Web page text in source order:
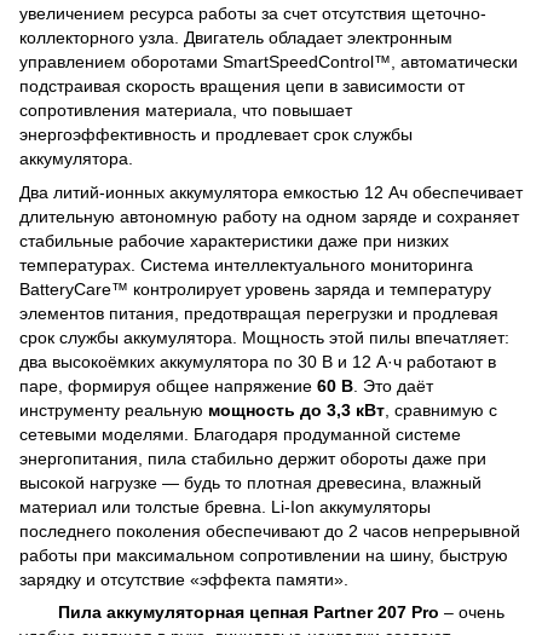
увеличением ресурса работы за счет отсутствия щеточно-
коллекторного узла. Двигатель обладает электронным
управлением оборотами SmartSpeedControl™, автоматически
подстраивая скорость вращения цепи в зависимости от
сопротивления материала, что повышает
энергоэффективность и продлевает срок службы
аккумулятора.
Два литий-ионных аккумулятора емкостью 12 Ач обеспечивает
длительную автономную работу на одном заряде и сохраняет
стабильные рабочие характеристики даже при низких
температурах. Система интеллектуального мониторинга
BatteryCare™ контролирует уровень заряда и температуру
элементов питания, предотвращая перегрузки и продлевая
срок службы аккумулятора. Мощность этой пилы впечатляет:
два высокоёмких аккумулятора по 30 В и 12 А·ч работают в
паре, формируя общее напряжение 60 В. Это даёт
инструменту реальную мощность до 3,3 кВт, сравнимую с
сетевыми моделями. Благодаря продуманной системе
энергопитания, пила стабильно держит обороты даже при
высокой нагрузке — будь то плотная древесина, влажный
материал или толстые бревна. Li-Ion аккумуляторы
последнего поколения обеспечивают до 2 часов непрерывной
работы при максимальном сопротивлении на шину, быструю
зарядку и отсутствие «эффекта памяти».
Пила аккумуляторная цепная Partner 207 Pro – очень